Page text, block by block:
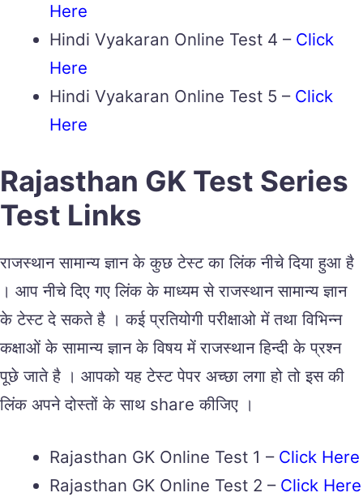
Here
Hindi Vyakaran Online Test 4 – Click
Here
Hindi Vyakaran Online Test 5 – Click
Here
Rajasthan GK Test Series
Test Links
राजस्थान सामान्य ज्ञान के कुछ टेस्ट का लिंक नीचे दिया हुआ है
। आप नीचे दिए गए लिंक के माध्यम से राजस्थान सामान्य ज्ञान
के टेस्ट दे सकते है । कई प्रतियोगी परीक्षाओ में तथा विभिन्न
कक्षाओं के सामान्य ज्ञान के विषय में राजस्थान हिन्दी के प्रश्न
पूछे जाते है । आपको यह टेस्ट पेपर अच्छा लगा हो तो इस की
लिंक अपने दोस्तों के साथ share कीजिए ।
Rajasthan GK Online Test 1 – Click Here
Rajasthan GK Online Test 2 – Click Here